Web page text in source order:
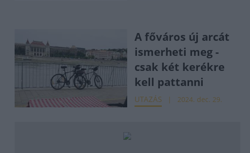
A főváros új arcát
ismerheti meg -
csak két kerékre
kell pattanni
UTAZÁS 2024. dec. 29.